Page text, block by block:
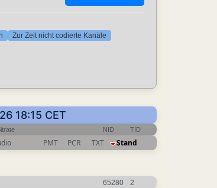
Zur Zeit nicht codierte Kanäle
18:15 CET
NID TID
PMT PCR TXT Stand
65280 2